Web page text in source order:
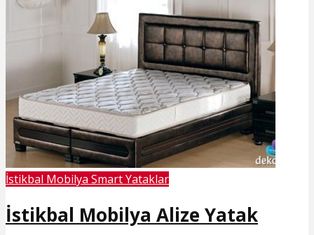
İstikbal Mobilya Smart Yataklar
İstikbal Mobilya Alize Yatak